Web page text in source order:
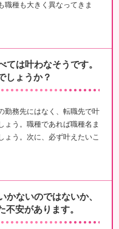
職種も大きく異なってきま
ては叶わなそうです。
しょうか？
勤務先にはなく、転職先で叶
ょう。職種であれば職種名ま
ょう。次に、必ず叶えたいこ
かないのではないか、
不安があります。